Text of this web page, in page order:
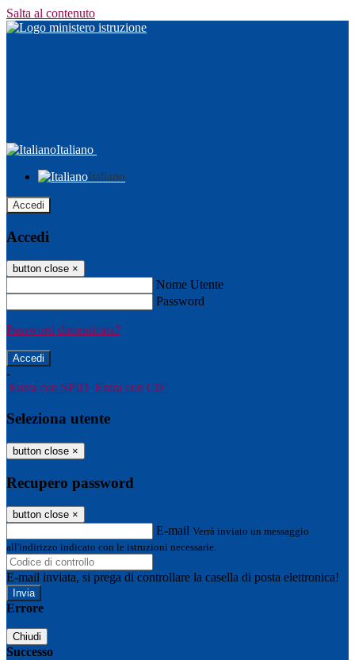
Salta al contenuto
Italiano
Italiano
Accedi
Accedi
button close ×
Nome Utente
Password
Password dimenticata?
-
Entra con SPID Entra con CIE
Seleziona utente
button close ×
Recupero password
button close ×
E-mail Verrà inviato un messaggio
all'indirizzo indicato con le istruzioni necessarie.
E-mail inviata, si prega di controllare la casella di posta elettronica!
Errore
Chiudi
Successo